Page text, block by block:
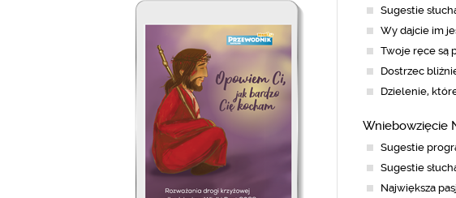
Sugestie
Wy dajcie im
Twoje ręce są
Dostrzec
Dzielenie,
Wniebowzięcie
Sugestie
Sugestie
Największa